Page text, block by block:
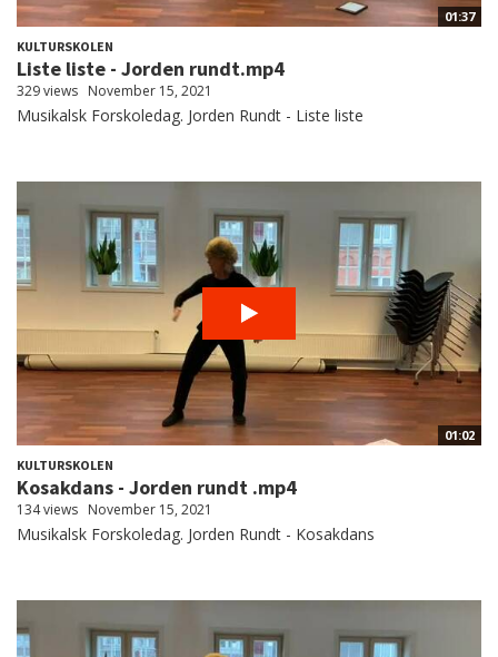
01:37
KULTURSKOLEN
Liste liste - Jorden rundt.mp4
329 views November 15, 2021
Musikalsk Forskoledag. Jorden Rundt - Liste liste
01:02
KULTURSKOLEN
Kosakdans - Jorden rundt .mp4
134 views November 15, 2021
Musikalsk Forskoledag. Jorden Rundt - Kosakdans